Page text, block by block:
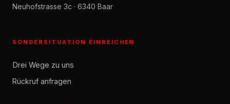
Neuhofstrasse 3c · 6340 Baar
SONDERSITUATION EINREICHEN
Drei Wege zu uns
Rückruf anfragen